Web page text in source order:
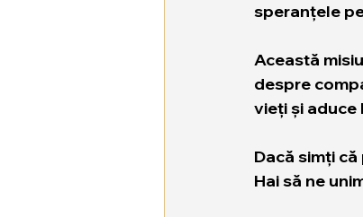
speranțele
Această
despre
vieți și aduce
Dacă simți
Hai să ne